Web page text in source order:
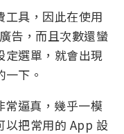
工具，因此在使用
告，而且次數還蠻
定選單，就會出現
下。
常逼真，幾乎一模
以把常用的 App 設